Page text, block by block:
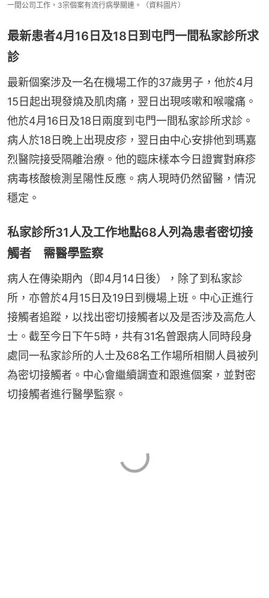
一間公司工作，3宗個案有流行病學關連。（資料圖片）
最新患者4月16日及18日到屯門一間私家診所求
診
最新個案涉及一名在機場工作的37歲男子，他於4月
15日起出現發燒及肌肉痛，翌日出現咳嗽和喉嚨痛。
他於4月16日及18日兩度到屯門一間私家診所求診。
病人於18日晚上出現皮疹，翌日由中心安排他到瑪嘉
烈醫院接受隔離治療。他的臨床樣本今日證實對麻疹
病毒核酸檢測呈陽性反應。病人現時仍然留醫，情況
穩定。
私家診所31人及工作地點68人列為患者密切接
觸者 需醫學監察
病人在傳染期內（即4月14日後），除了到私家診
所，亦曾於4月15日及19日到機場上班。中心正進行
接觸者追蹤，以找出密切接觸者以及是否涉及高危人
士。截至今日下午5時，共有31名曾跟病人同時段身
處同一私家診所的人士及68名工作場所相關人員被列
為密切接觸者。中心會繼續調查和跟進個案，並對密
切接觸者進行醫學監察。